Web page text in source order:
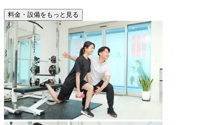
料金・設備をもっと見る